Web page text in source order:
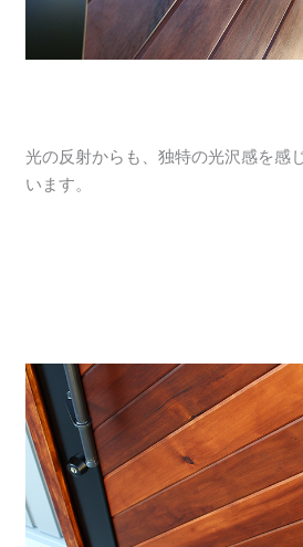
光の反射からも、独特の光沢感を感
います。